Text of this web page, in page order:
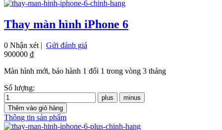
Thay màn hình iPhone 6
0 Nhận xét | Gửi đánh giá
900000 ₫
Màn hình mới, bảo hành 1 đổi 1 trong vòng 3 tháng
Số lượng:
Thông tin sản phẩm